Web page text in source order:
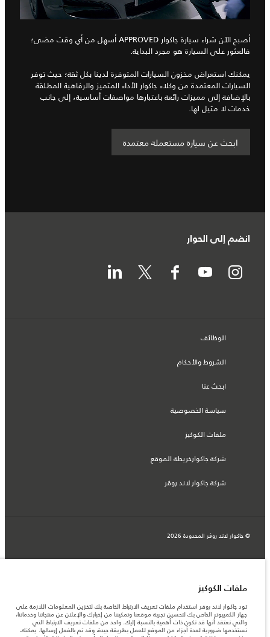
أصبح الآن شراء سيارة جاكوار APPROVED أسهل من أي وقت مضى؛
فالعثور على السيارة هو مجرد البداية.
يمكنك استعراض مخزون السيارات المتوفرة لدينا بكل ثقة؛ حيث توفر
السيارات المعتمدة من وكلاء جاكوار الأداء المتميز والرفاهية المطلقة
بالإضافة إلى مميزات رائعة باعتبارها مواصفات أساسية، إلى جانب
خدمات لا مثيل لها.
ابحث عن سيارة مستعملة معتمدة
انضم إلى الحوار
الوظائف
الشروط والأحكام
ابحث عنا
سياسة الخصوصية
ملفات الكوكيز
شركة جاكوارخريطة الموقع
شركة جاكوار لاند روڤر
© جاكوار لاند روڨر المحدودة 2026
آخر، كما أنّها قد تتغير بدون إشعار مسبق. الرجاء التواصل مع وكيلنا المحلي للتأكد من توفّرها
والتحقق من الأسعار.
الأرقام المقدمة هي نتيجة لاختبارات المصنع الرسمية وفقاً لتشريعات الاتحاد الأوروبي. قد
يتباين استهلك الوقود الفعلي للمركبة عن ذلك المتحقق في تلك الاختبارات كما أن هذه
الأرقام بغرض المقارنة فحسب.
ملاحظة مهمة حول الصور والمواصفات. إن النقص العالمي في أشباه الموصلات يؤثر حاليًا
ملفات الكوكيز
تود جاكوار لاند روفر استخدام ملفات تعريف الارتباط الخاصة بك لتخزين المعلومات اللازمة على
جهاز الكمبيوتر الخاص بك لتحسين تجربة موقعنا وتمكيننا من إخبارك والإعلان عن منتجاتنا وخدماتنا،
والتي نعتقد أنها قد تكون ذات أهمية بالنسبة إليك. واحد من ملفات تعريف الارتباط التي
نستخدمها ضرورية لعدة أجزاء من الموقع للعمل بطريقة جيدة، وقد تم بالفعل إرسالها. يمكنك